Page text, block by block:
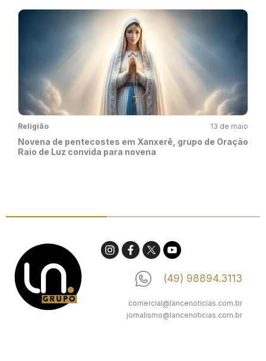
Religião 13 de maio
Novena de pentecostes em Xanxerê, grupo de Oração
Raio de Luz convida para novena
(49) 98894.3113
comercial@lancenoticias.com.br
jornalismo@lancenoticias.com.br